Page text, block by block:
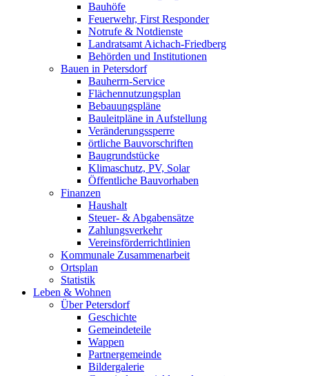
Bauhöfe
Feuerwehr, First Responder
Notrufe & Notdienste
Landratsamt Aichach-Friedberg
Behörden und Institutionen
Bauen in Petersdorf
Bauherrn-Service
Flächennutzungsplan
Bebauungspläne
Bauleitpläne in Aufstellung
Veränderungssperre
örtliche Bauvorschriften
Baugrundstücke
Klimaschutz, PV, Solar
Öffentliche Bauvorhaben
Finanzen
Haushalt
Steuer- & Abgabensätze
Zahlungsverkehr
Vereinsförderrichtlinien
Kommunale Zusammenarbeit
Ortsplan
Statistik
Leben & Wohnen
Über Petersdorf
Geschichte
Gemeindeteile
Wappen
Partnergemeinde
Bildergalerie